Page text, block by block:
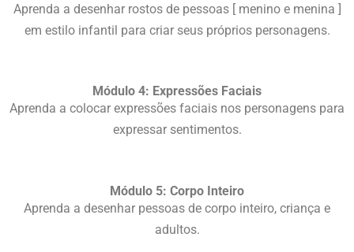
Aprenda a desenhar rostos de pessoas [ menino e menina ]
em estilo infantil para criar seus próprios personagens.
Módulo 4: Expressões Faciais
Aprenda a colocar expressões faciais nos personagens para
expressar sentimentos.
Módulo 5: Corpo Inteiro
Aprenda a desenhar pessoas de corpo inteiro, criança e
adultos.